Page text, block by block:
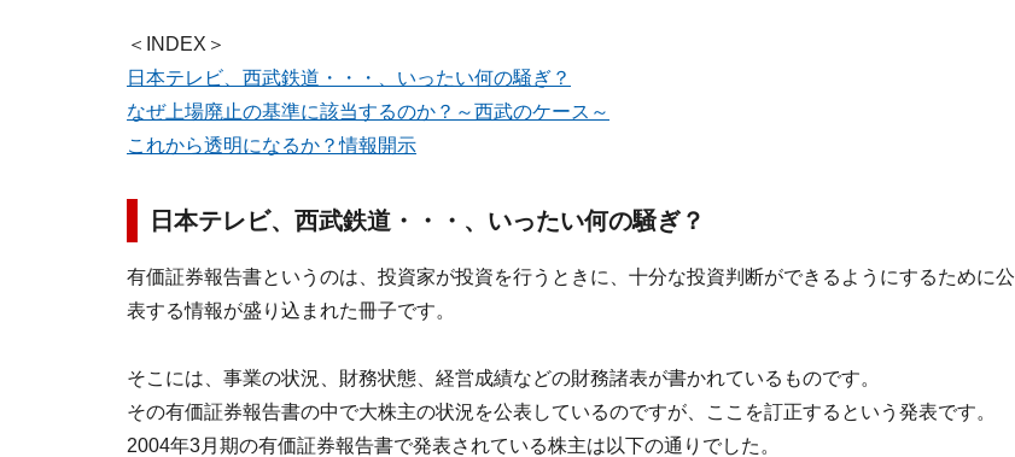
＜INDEX＞
日本テレビ、西武鉄道・・・、いったい何の騒ぎ？
なぜ上場廃止の基準に該当するのか？～西武のケース～
これから透明になるか？情報開示
日本テレビ、西武鉄道・・・、いったい何の騒ぎ？
有価証券報告書というのは、投資家が投資を行うときに、十分な投資判断ができるようにするために公
表する情報が盛り込まれた冊子です。
そこには、事業の状況、財務状態、経営成績などの財務諸表が書かれているものです。
その有価証券報告書の中で大株主の状況を公表しているのですが、ここを訂正するという発表です。
2004年3月期の有価証券報告書で発表されている株主は以下の通りでした。